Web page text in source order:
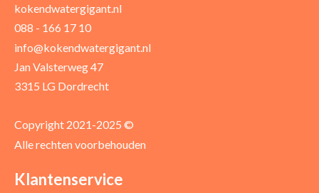
Uw recensie *
kokendwatergigant.nl
088 - 166 17 10
info@kokendwatergigant.nl
Jan Valsterweg 47
3315 LG Dordrecht
Copyright 2021-2025 ©
Alle rechten voorbehouden
Klantenservice